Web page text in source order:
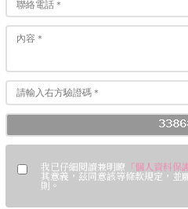
我已仔細閱讀兼明瞭 「個人資料保
其意義，茲同意該等條款規定，並
則。